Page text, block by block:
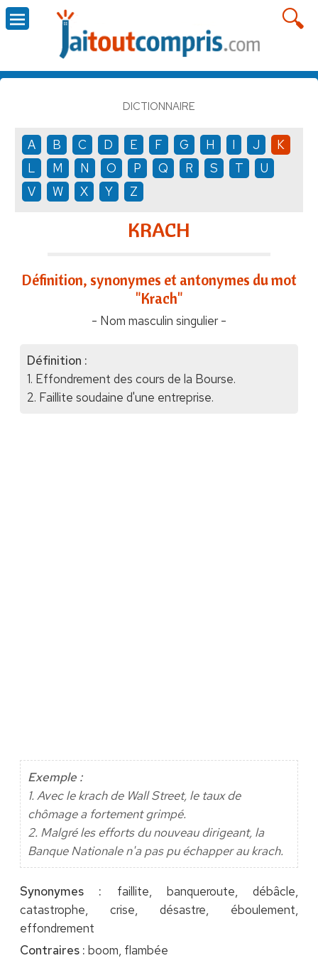
DICTIONNAIRE
A B C D E F G H I J
K
L
M N O P Q R S T
U
V
W X Y Z
KRACH
Définition, synonymes et antonymes du mot
"Krach"
- Nom masculin singulier -
Définition :
1. Effondrement des cours de la Bourse.
2. Faillite soudaine d'une entreprise.
Exemple :
1. Avec le krach de Wall Street, le taux de
chômage a fortement grimpé.
2. Malgré les efforts du nouveau dirigeant, la
Banque Nationale n'a pas pu échapper au krach.
Synonymes : faillite, banqueroute, débâcle,
catastrophe, crise, désastre, éboulement,
effondrement
Contraires : boom, flambée